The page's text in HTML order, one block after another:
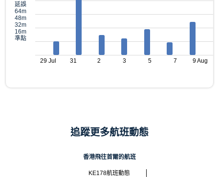
延誤
64m
48m
32m
16m
準點
29 Jul 31 2 3 5 7 9 Aug
追蹤更多航班動態
香港飛往首爾的航班
KE178航班動態